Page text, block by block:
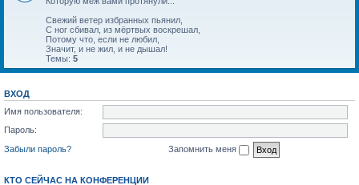
Свежий ветер избранных пьянил,
С ног сбивал, из мёртвых воскрешал,
Потому что, если не любил,
Значит, и не жил, и не дышал!
Темы: 5
ВХОД
Имя пользователя:
Пароль:
Забыли пароль?
Запомнить меня
КТО СЕЙЧАС НА КОНФЕРЕНЦИИ